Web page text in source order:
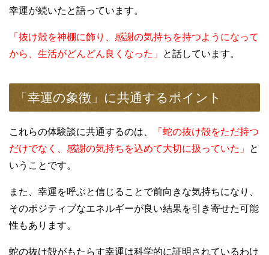
幸運が続いたと語っています。
「抜け殻を神棚に飾り、感謝の気持ちを持つようになって
から、生活がどんどん良くなった」
と話しています。
「幸運の象徴」に共通するポイント
これらの体験談に共通するのは、
「蛇の抜け殻をただ持つ
だけでなく、感謝の気持ちを込めて大切に扱っていた」
と
いうことです。
また、幸運を呼ぶと信じることで前向きな気持ちになり、
そのポジティブなエネルギーが良い結果を引き寄せた可能
性もあります。
蛇の抜け殻がもたらす幸運は科学的に証明されているわけ